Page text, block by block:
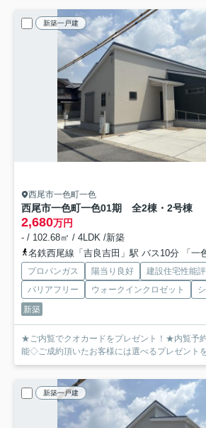
新築一戸建
西尾市一色町一色
西尾市一色町一色01期 全2棟・2号棟
2,680万円
- / 102.68㎡ / 4LDK /新築
名鉄西尾線「吉良吉田」駅 バス10分 「一
プロパンガス 陽当り良好
建設住宅性能
バリアフリー
ウォークインクロゼット
新築
★ご内覧でクオカードをプレゼント！★内覧予
能◇ご成約頂いたお客様には選べるプレゼント
新築一戸建